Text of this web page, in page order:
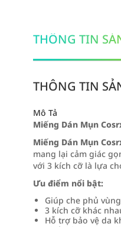
THÔNG TIN
THÔNG TIN
Mô Tả
Miếng Dán Mụn
Miếng Dán Mụn
mang lại cảm giác
với 3 kích cỡ là lựa
Ưu điểm nổi bật:
Giúp che phủ
3 kích cỡ khác
Hỗ trợ bảo vệ da